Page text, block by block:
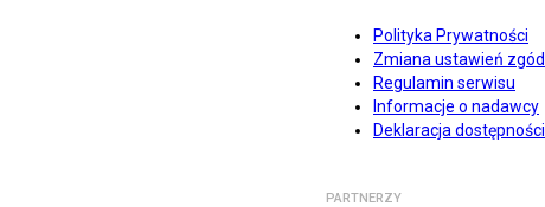
Polityka Prywatności
Zmiana ustawień zgód
Regulamin serwisu
Informacje o nadawcy
Deklaracja dostępności
PARTNERZY